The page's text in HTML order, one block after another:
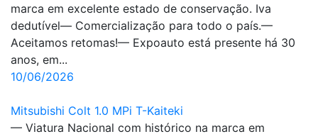
marca em excelente estado de conservação. Iva
dedutível— Comercialização para todo o país.—
Aceitamos retomas!— Expoauto está presente há 30
anos, em...
10/06/2026
Mitsubishi Colt 1.0 MPi T-Kaiteki
— Viatura Nacional com histórico na marca em